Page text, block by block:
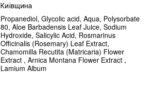
Київщина
Propanediol, Glycolic acid, Aqua, Polysorbate
80, Aloe Barbadensis Leaf Juice, Sodium
Hydroxide, Salicylic Acid, Rosmarinus
Officinalis (Rosemary) Leaf Extract,
Chamomilla Recutita (Matricaria) Flower
Extract , Arnica Montana Flower Extract ,
Lamium Album